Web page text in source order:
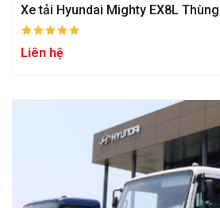
Xe tải Hyundai Mighty EX8L
Liên hệ